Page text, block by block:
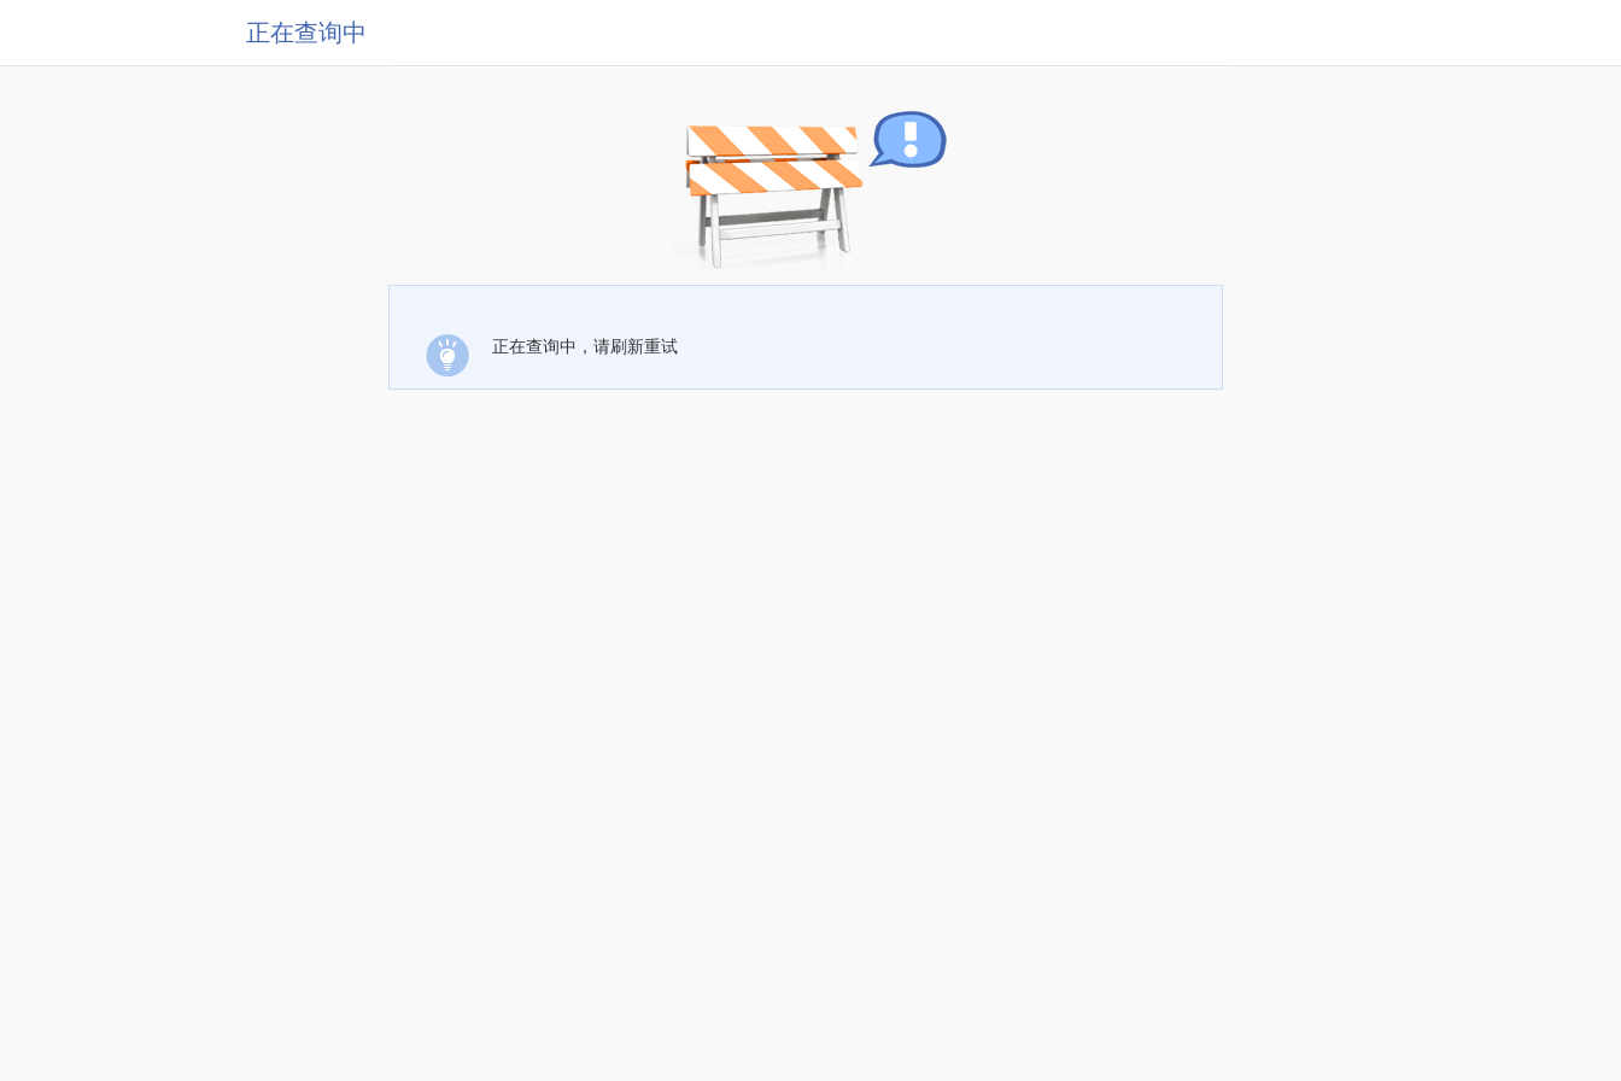
正在查询中
正在查询中，请刷新重试